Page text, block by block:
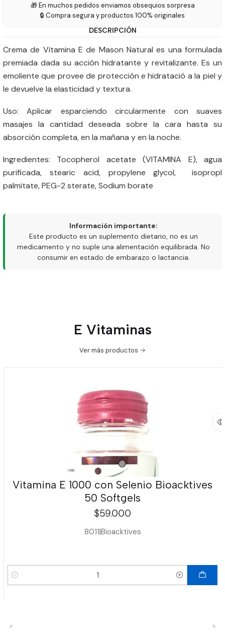
🎁 En muchos pedidos enviamos obsequios sorpresa
🔒 Compra segura y productos 100% originales
DESCRIPCIÓN
Crema de Vitamina E de Mason Natural es una formulada
premiada dada su acción hidratante y revitalizante. Es un
emoliente que provee de protección e hidratació a la piel y
le devuelve la elasticidad y textura.
Uso: Aplicar esparciendo circularmente con suaves
masajes la cantidad deseada sobre la cara hasta su
absorción completa, en la mañana y en la noche.
Ingredientes: Tocopherol acetate (VITAMINA E), agua
purificada, stearic acid, propylene glycol, isopropl
palmitate, PEG-2 sterate, Sodium borate
Información importante:
Este producto es un suplemento dietario, no es un
medicamento y no suple una alimentación equilibrada. No
consumir en estado de embarazo o lactancia.
E Vitaminas
Ver más productos
Vitamina E 1000 con Selenio Bioacktives
50 Softgels
$59.000
8011|Bioacktives
Cantidad